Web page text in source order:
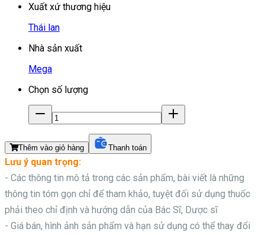
Xuất xứ thương hiệu
Thái lan
Nhà sản xuất
Mega
Chọn số lượng
Thêm vào giỏ hàng Thanh toán
Lưu ý quan trọng:
- Các thông tin mô tả trong các sản phẩm, bài viết là những
thông tin tóm gọn chỉ để tham khảo, tuyệt đối sử dụng thuốc
phải theo chỉ định và hướng dẫn của Bác Sĩ, Dược sĩ
- Giá bán, hình ảnh sản phẩm và hạn sử dụng có thể thay đổi